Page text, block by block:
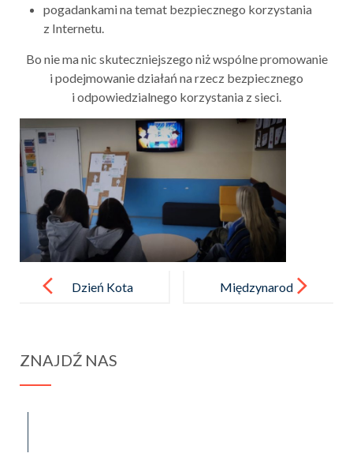
pogadankami na temat bezpiecznego korzystania
z Internetu.
Bo nie ma nic skuteczniejszego niż wspólne promowanie
i podejmowanie działań na rzecz bezpiecznego
i odpowiedzialnego korzystania z sieci.
navigationDzień Kota
Międzynarod
ZNAJDŹ NAS